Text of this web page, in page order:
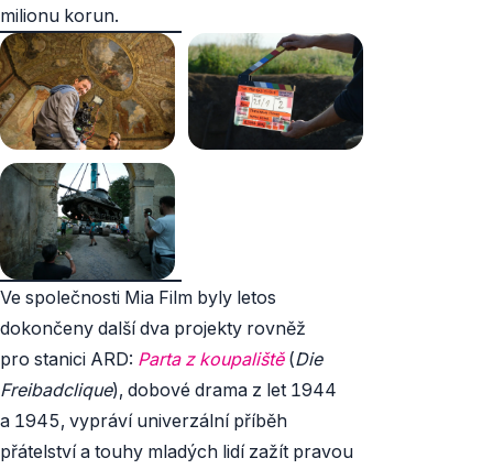
milionu korun.
Ve společnosti Mia Film byly letos
dokončeny další dva projekty rovněž
pro stanici ARD: Parta z koupaliště(Die
Freibadclique), dobové drama z let 1944
a 1945, vypráví univerzální příběh
přátelství a touhy mladých lidí zažít pravou